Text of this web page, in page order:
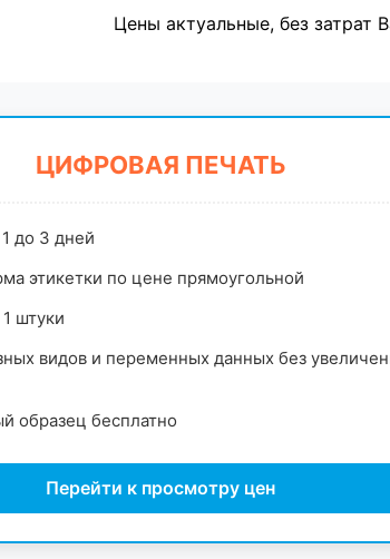
Цены актуальные, без затрат
ЦИФРОВАЯ ПЕЧАТЬ
до 3 дней
этикетки по цене прямоугольной
штуки
видов и переменных данных без
образец бесплатно
Перейти к просмотру цен